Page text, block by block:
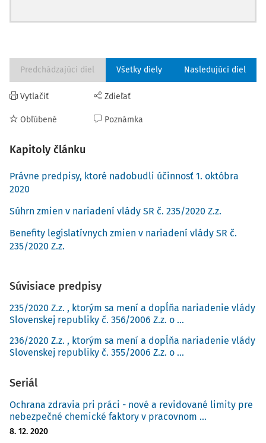
Predchádzajúci diel Všetky diely Nasledujúci diel
Vytlačiť
Obľúbené
Zdieľať
Poznámka
Kapitoly článku
Právne predpisy, ktoré nadobudli účinnosť 1. októbra
2020
Súhrn zmien v nariadení vlády SR č. 235/2020 Z.z.
Benefity legislatívnych zmien v nariadení vlády SR č.
235/2020 Z.z.
Súvisiace predpisy
235/2020 Z.z. , ktorým sa mení a dopĺňa nariadenie vlády
Slovenskej republiky č. 356/2006 Z.z. o ...
236/2020 Z.z. , ktorým sa mení a dopĺňa nariadenie vlády
Slovenskej republiky č. 355/2006 Z.z. o ...
Seriál
Ochrana zdravia pri práci - nové a revidované limity pre
nebezpečné chemické faktory v pracovnom ...
8. 12. 2020